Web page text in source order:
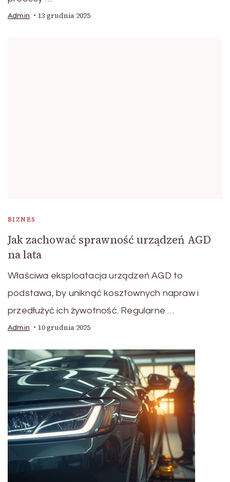
Admin 13 grudnia 2025
BIZNES
Jak zachować sprawność urządzeń AGD
na lata
Właściwa eksploatacja urządzeń AGD to
podstawa, by uniknąć kosztownych napraw i
przedłużyć ich żywotność. Regularne …
Admin 10 grudnia 2025